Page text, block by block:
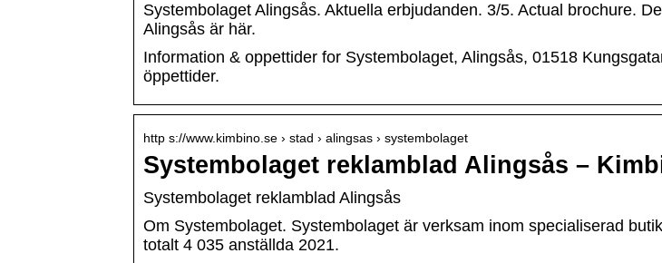
Systembolaget Alingsås. Aktuella erbjudanden. 3/5. Actual brochure.
Alingsås är här.
Information & oppettider for Systembolaget, Alingsås, 01518
öppettider.
http s://www.kimbino.se › stad › alingsas › systembolaget
Systembolaget reklamblad Alingsås –
Systembolaget reklamblad Alingsås
Om Systembolaget. Systembolaget är verksam inom specialiserad
totalt 4 035 anställda 2021.